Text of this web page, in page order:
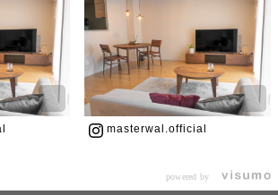
masterwal.official
powered by